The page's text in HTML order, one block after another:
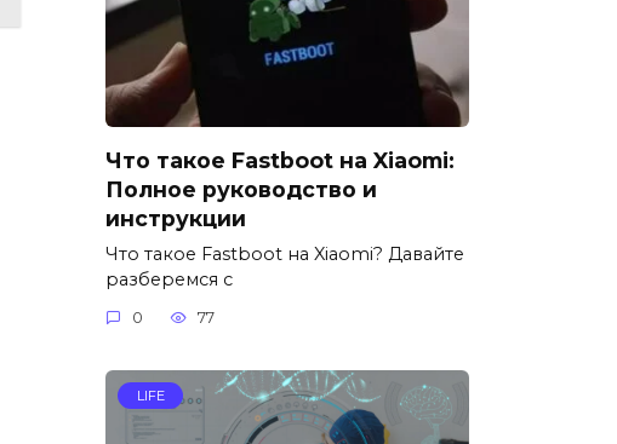
Что такое Fastboot на Xiaomi:
Полное руководство и
инструкции
Что такое Fastboot на Xiaomi? Давайте
разберемся с
0 77
LIFE